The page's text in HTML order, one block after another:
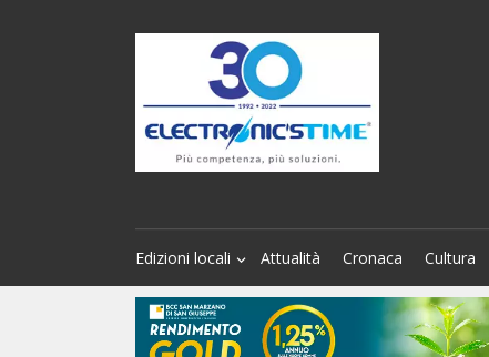
Edizioni locali Attualità Cronaca Cultura